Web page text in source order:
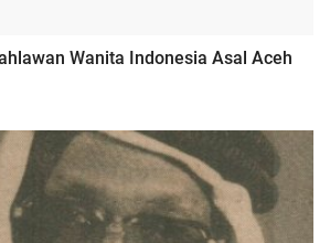
Wanita Indonesia Asal Aceh